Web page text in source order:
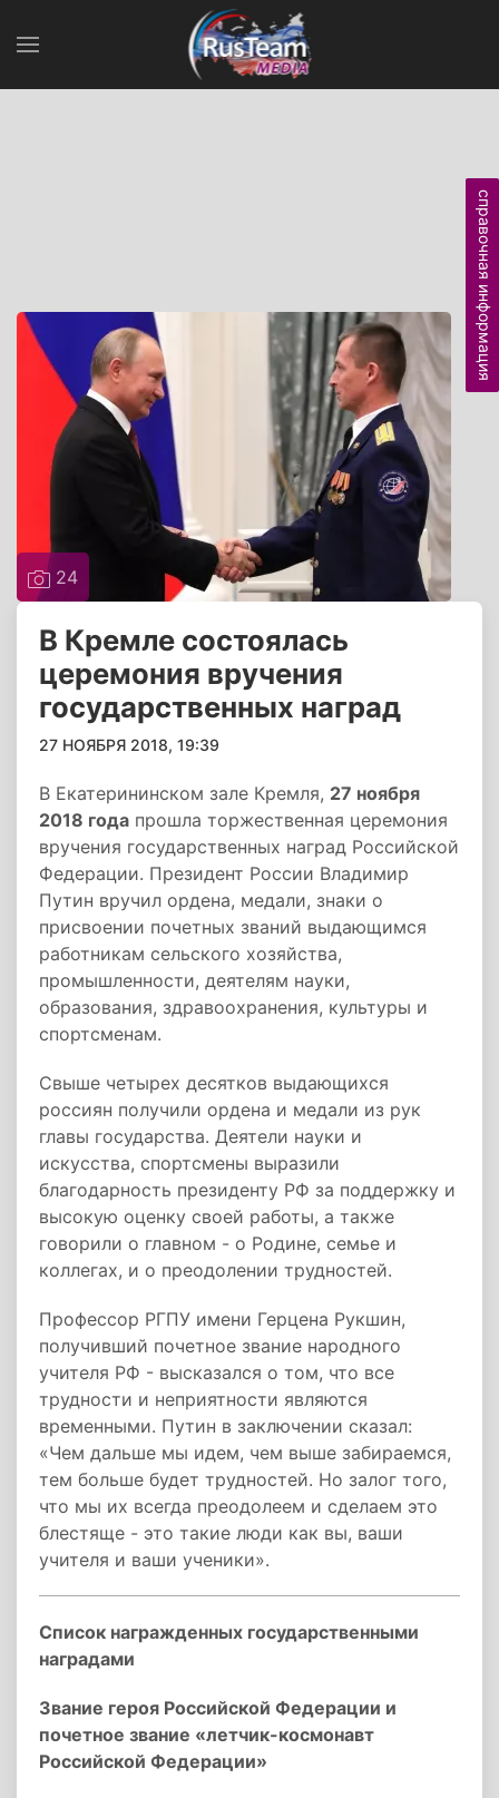
24
В Кремле состоялась
церемония вручения
государственных наград
27 НОЯБРЯ 2018, 19:39
В Екатерининском зале Кремля, 27 ноября
2018 года прошла торжественная церемония
вручения государственных наград Российской
Федерации. Президент России Владимир
Путин вручил ордена, медали, знаки о
присвоении почетных званий выдающимся
работникам сельского хозяйства,
промышленности, деятелям науки,
образования, здравоохранения, культуры и
спортсменам.
Свыше четырех десятков выдающихся
россиян получили ордена и медали из рук
главы государства. Деятели науки и
искусства, спортсмены выразили
благодарность президенту РФ за поддержку и
высокую оценку своей работы, а также
говорили о главном - о Родине, семье и
коллегах, и о преодолении трудностей.
Профессор РГПУ имени Герцена Рукшин,
получивший почетное звание народного
учителя РФ - высказался о том, что все
трудности и неприятности являются
временными. Путин в заключении сказал:
«Чем дальше мы идем, чем выше забираемся,
тем больше будет трудностей. Но залог того,
что мы их всегда преодолеем и сделаем это
блестяще - это такие люди как вы, ваши
учителя и ваши ученики».
Список награжденных государственными
наградами
Звание героя Российской Федерации и
почетное звание «летчик-космонавт
Российской Федерации»
справочная информация